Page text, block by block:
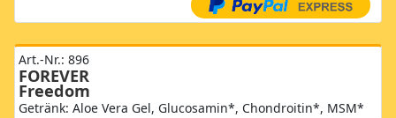
Art.-Nr.: 896
FOREVER
Freedom
Getränk: Aloe Vera Gel, Glucosamin*, Chondroitin*, MSM*